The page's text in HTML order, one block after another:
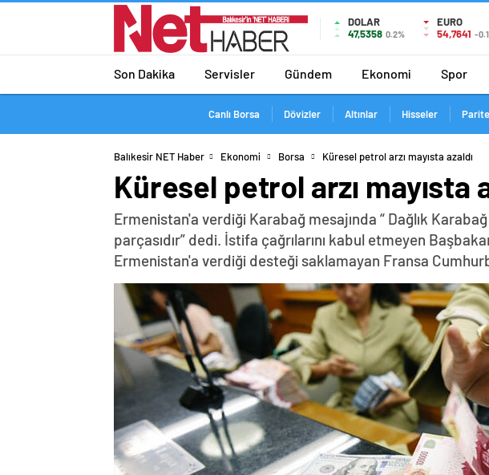
DOLAR
47,5358 0.2%
EURO
54,7641 -
Son Dakika Servisler Gündem Ekonomi Spor
Canlı Borsa Dövizler Altınlar Hisseler
Balıkesir NET Haber Ekonomi Borsa Küresel petrol arzı mayısta azaldı
Küresel petrol arzı mayısta
Ermenistan'a verdiği Karabağ mesajında “ Dağlık
parçasıdır” dedi. İstifa çağrılarını kabul etmeyen
Ermenistan'a verdiği desteği saklamayan Fransa